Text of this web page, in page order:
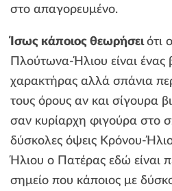
στο απαγορευμένο.
Ίσως κάποιος θεωρήσειότι
Πλούτωνα-Ήλιου είναι ένας
χαρακτήρας αλλά σπάνια
τους όρους αν και σίγουρα
σαν κυρίαρχη φιγούρα στο
δύσκολες όψεις Κρόνου-
Ήλιου ο Πατέρας εδώ είναι
σημείο που κάποιος με